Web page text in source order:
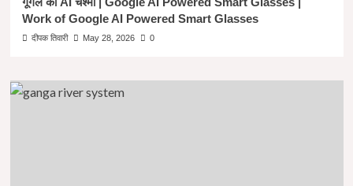
Work of Google AI Powered Smart Glasses
दीपक तिवारी May 28, 2026 0